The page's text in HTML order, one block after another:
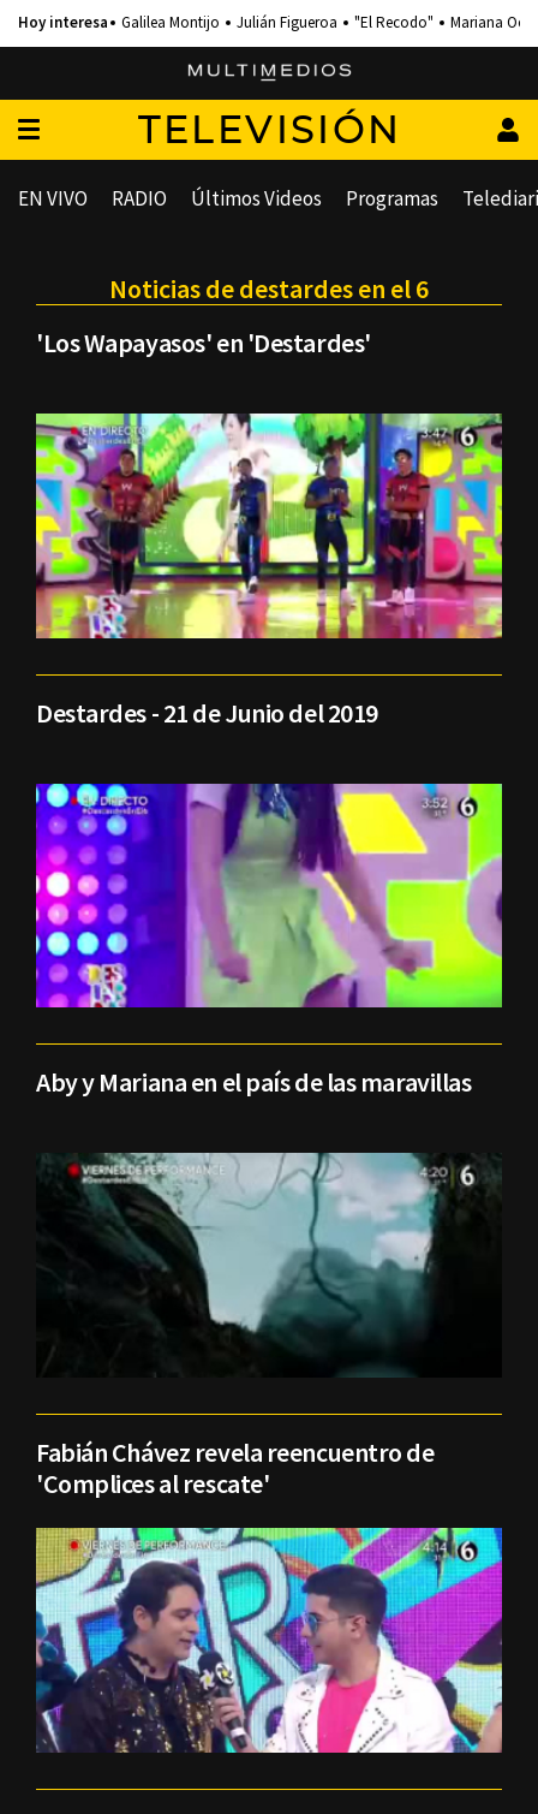
Galilea Montijo Julián Figueroa "El Recodo" Mariana
TELEVISIÓN
EN VIVO RADIO Últimos Videos Programas
Noticias de destardes en el 6
'Los Wapayasos' en 'Destardes'
Destardes - 21 de Junio del 2019
Aby y Mariana en el país de las maravillas
Fabián Chávez revela reencuentro de
'Complices al rescate'